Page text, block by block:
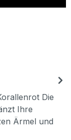
Die
Ihre
Ärmel und